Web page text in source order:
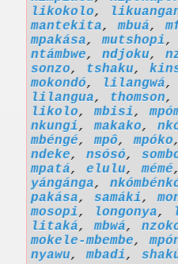
likokolo,
mantekita,mbuá,
mpakása,mutshopi,
ntámbwe, ndjoku,
sonzo, tshaku,
mokondó, lilangwá
lilangua, thomson,
likolo,mbisi,
nkungi,makako,
mbéngé,mpô,mpóko
ndeke, nsósó,
mpatá, elulu,mémé
yángánga,
pakása, samáki,
mosopi, longonya,
litaká,mbwá,
mokele-mbembe,
nyawu,mbadi,